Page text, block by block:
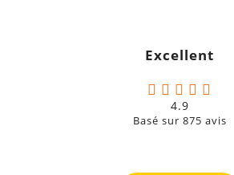
Excellent
4.9
Basé sur 875 avis